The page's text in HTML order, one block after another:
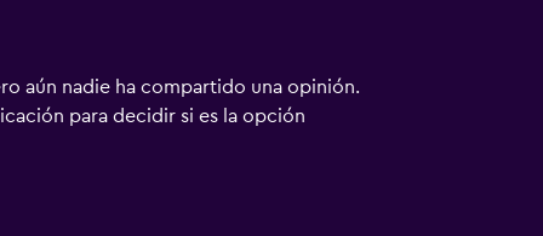
aún nadie ha compartido una opinión.
para decidir si es la opción